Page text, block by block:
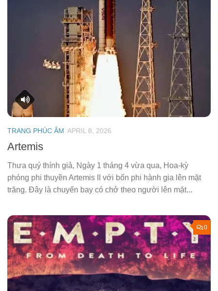
TRANG PHÚC ÂM APRIL 8, 2026
Artemis
Thưa quý thính giả, Ngày 1 tháng 4 vừa qua, Hoa-kỳ
phóng phi thuyền Artemis II với bốn phi hành gia lên mặt
trăng. Đây là chuyến bay có chở theo người lên mặt...
0